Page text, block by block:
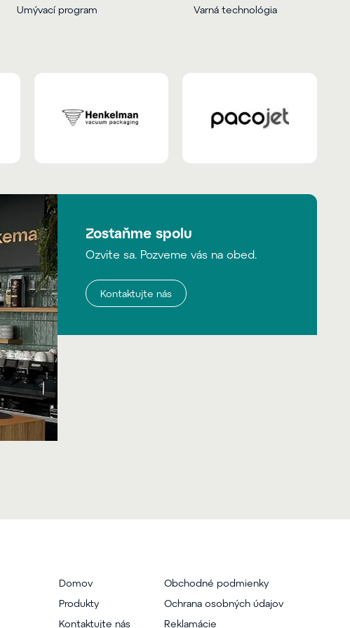
Umývací program Varná technológia
Zostaňme spolu
Ozvite sa. Pozveme vás na obed.
Kontaktujte nás
Domov
Produkty
Kontaktujte nás
Obchodné podmienky
Ochrana osobných údajov
Reklamácie